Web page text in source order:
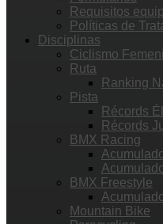
Requisitos
Políticas de
Disciplinas
Ciclismo
Ruta
Ranking
Pista
Récords
Récords
BMX Racing
BMX Freestyle
Mountain Bike